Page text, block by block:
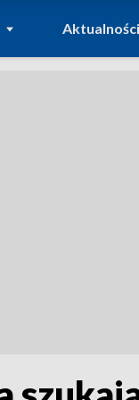
DO
Aktualności